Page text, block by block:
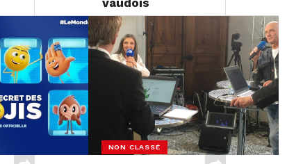
22 MAI 2017
NON CLASSÉ